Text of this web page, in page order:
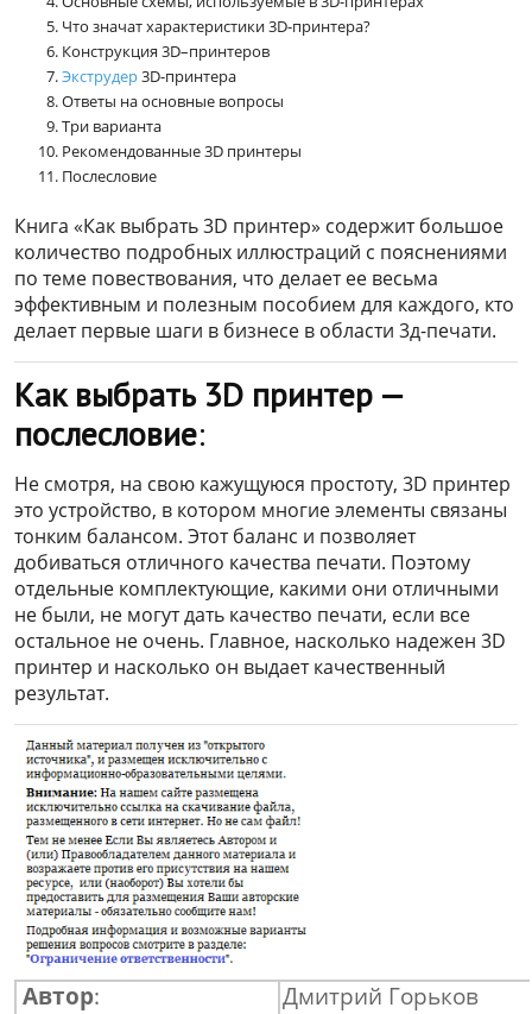
Что значат характеристики 3D-принтера?
Конструкция 3D–принтеров
Экструдер3D-принтера
Ответы на основные вопросы
Три варианта
Рекомендованные 3D принтеры
Послесловие
Книга «Как выбрать 3D принтер» содержит большое
количество подробных иллюстраций с пояснениями
по теме повествования, что делает ее весьма
эффективным и полезным пособием для каждого, кто
делает первые шаги в бизнесе в области 3д-печати.
Как выбрать 3D принтер —
послесловие:
Не смотря, на свою кажущуюся простоту, 3D принтер
это устройство, в котором многие элементы связаны
тонким балансом. Этот баланс и позволяет
добиваться отличного качества печати. Поэтому
отдельные комплектующие, какими они отличными
не были, не могут дать качество печати, если все
остальное не очень. Главное, насколько надежен 3D
принтер и насколько он выдает качественный
результат.
Автор:
Дмитрий Горьков